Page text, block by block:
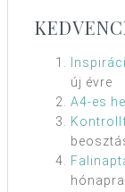
új évre
A4-es
hónapra